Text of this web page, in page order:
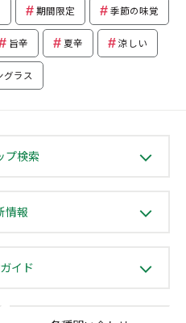
期間限定 季節の味覚
旨辛 夏辛 涼しい
グラス
プ検索
情報
イド